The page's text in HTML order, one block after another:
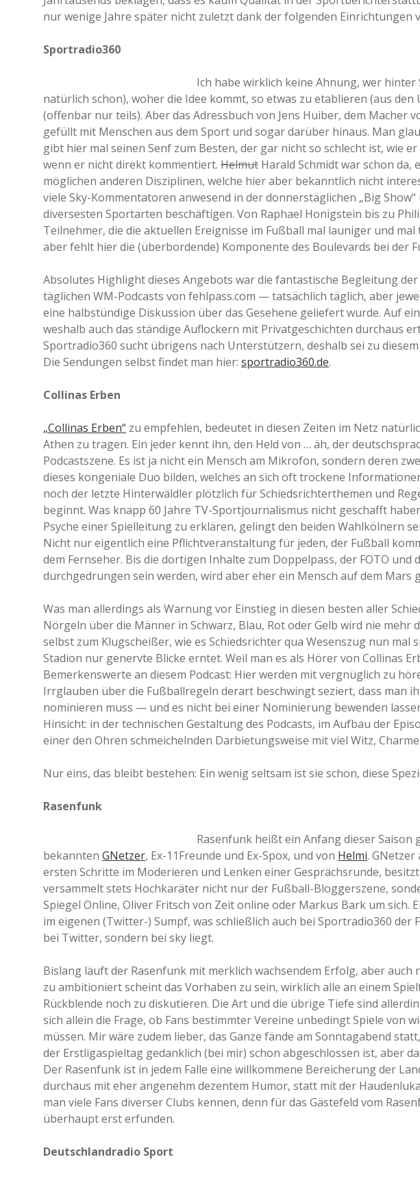
a
a
d
e
nur wenige Jahre später nicht zuletzt dank der folgenden Einrichtungen
Sportradio360
Ich habe wirklich keine Ahnung, wer
natürlich schon), woher die Idee kommt, so etwas zu etablieren (aus den
(offenbar nur teils). Aber das Adressbuch von Jens Huiber, dem Macher
gefüllt mit Menschen aus dem Sport und sogar darüber hinaus. Man
gibt hier mal seinen Senf zum Besten, der gar nicht so schlecht ist, wie
wenn er nicht direkt kommentiert. Helmut Harald Schmidt war schon
möglichen anderen Disziplinen, welche hier aber bekanntlich nicht
viele Sky-Kommentatoren anwesend in der donnerstäglichen „Big
diversesten Sportarten beschäftigen. Von Raphael Honigstein bis zu
Teilnehmer, die die aktuellen Ereignisse im Fußball mal launiger und
aber fehlt hier die (überbordende) Komponente des Boulevards bei der
Absolutes Highlight dieses Angebots war die fantastische Begleitung
täglichen WM-Podcasts von fehlpass.com — tatsächlich täglich, aber
eine halbstündige Diskussion über das Gesehene geliefert wurde. Auf
weshalb auch das ständige Auflockern mit Privatgeschichten durchaus
Sportradio360 sucht übrigens nach Unterstützern, deshalb sei zu diesem
Die Sendungen selbst findet man hier: sportradio360.de.
Collinas Erben
„Collinas Erben“ zu empfehlen, bedeutet in diesen Zeiten im Netz
Athen zu tragen. Ein jeder kennt ihn, den Held von … äh, der
Podcastszene. Es ist ja nicht ein Mensch am Mikrofon, sondern deren
dieses kongeniale Duo bilden, welches an sich oft trockene
noch der letzte Hinterwäldler plötzlich für Schiedsrichterthemen und
beginnt. Was knapp 60 Jahre TV-Sportjournalismus nicht geschafft
Psyche einer Spielleitung zu erklären, gelingt den beiden Wahlkölnern
Nicht nur eigentlich eine Pflichtveranstaltung für jeden, der Fußball
dem Fernseher. Bis die dortigen Inhalte zum Doppelpass, der FOTO und
durchgedrungen sein werden, wird aber eher ein Mensch auf dem Mars
Was man allerdings als Warnung vor Einstieg in diesen besten aller
Nörgeln über die Männer in Schwarz, Blau, Rot oder Gelb wird nie mehr
selbst zum Klugscheißer, wie es Schiedsrichter qua Wesenszug nun mal
Stadion nur genervte Blicke erntet. Weil man es als Hörer von Collinas
Bemerkenswerte an diesem Podcast: Hier werden mit vergnüglich zu
Irrglauben über die Fußballregeln derart beschwingt seziert, dass man
nominieren muss — und es nicht bei einer Nominierung bewenden
Hinsicht: in der technischen Gestaltung des Podcasts, im Aufbau der
einer den Ohren schmeichelnden Darbietungsweise mit viel Witz,
Nur eins, das bleibt bestehen: Ein wenig seltsam ist sie schon, diese
Rasenfunk
Rasenfunk heißt ein Anfang dieser
bekannten GNetzer, Ex-11Freunde und Ex-Spox, und von Helmi. GNetzer
ersten Schritte im Moderieren und Lenken einer Gesprächsrunde,
versammelt stets Hochkaräter nicht nur der Fußball-Bloggerszene,
Spiegel Online, Oliver Fritsch von Zeit online oder Markus Bark um sich.
im eigenen (Twitter-) Sumpf, was schließlich auch bei Sportradio360 der
bei Twitter, sondern bei sky liegt.
Bislang läuft der Rasenfunk mit merklich wachsendem Erfolg, aber
zu ambitioniert scheint das Vorhaben zu sein, wirklich alle an einem
Rückblende noch zu diskutieren. Die Art und die übrige Tiefe sind
sich allein die Frage, ob Fans bestimmter Vereine unbedingt Spiele von
müssen. Mir wäre zudem lieber, das Ganze fände am Sonntagabend
der Erstligaspieltag gedanklich (bei mir) schon abgeschlossen ist, aber
Der Rasenfunk ist in jedem Falle eine willkommene Bereicherung der
durchaus mit eher angenehm dezentem Humor, statt mit der
man viele Fans diverser Clubs kennen, denn für das Gästefeld vom
überhaupt erst erfunden.
Deutschlandradio Sport